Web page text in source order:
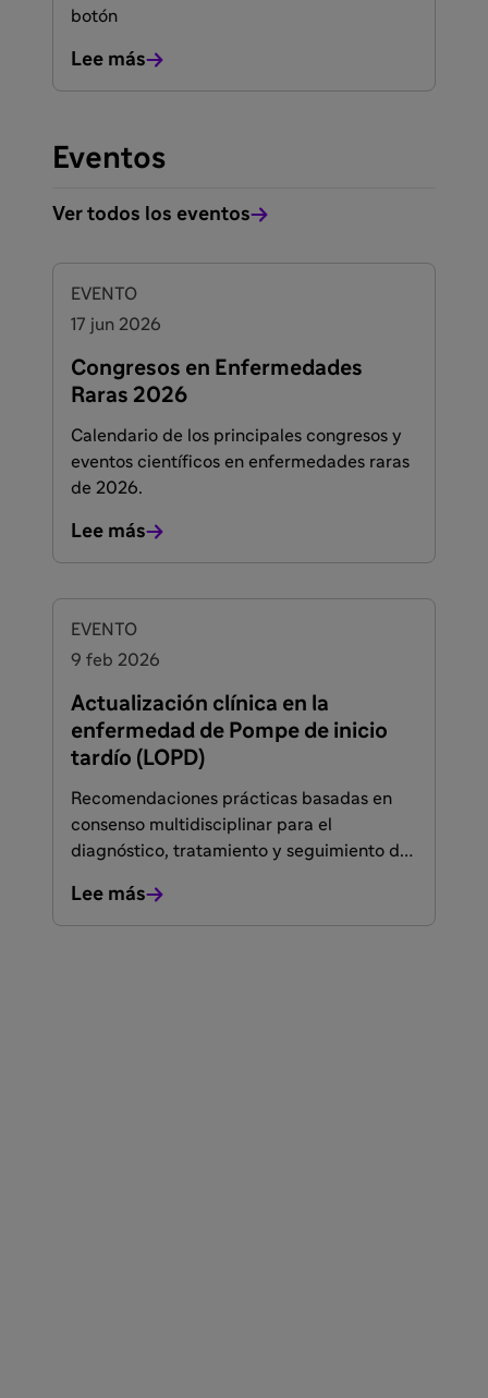
botón
Lee más
Eventos
Ver todos los eventos
EVENTO
17 jun 2026
Congresos en Enfermedades
Raras 2026
Calendario de los principales congresos y
eventos científicos en enfermedades raras
de 2026.
Lee más
EVENTO
9 feb 2026
Actualización clínica en la
enfermedad de Pompe de inicio
tardío (LOPD)
Recomendaciones prácticas basadas en
consenso multidisciplinar para el
diagnóstico, tratamiento y seguimiento de
en la práctica clínica.
Lee más